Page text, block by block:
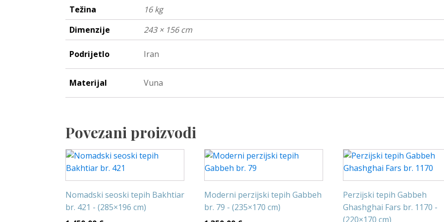
Težina
16 kg
Dimenzije
243 × 156 cm
Podrijetlo Iran
Materijal Vuna
Povezani proizvodi
Nomadski seoski tepih Bakhtiar
br. 421 - (285×196 cm)
Moderni perzijski tepih Gabbeh
br. 79 - (235×170 cm)
Perzijski tepih Gabbeh
Ghashghai Fars br. 1170 -
(220×170 cm)